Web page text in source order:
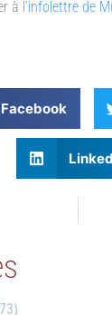
à l’infolettre de
Facebook